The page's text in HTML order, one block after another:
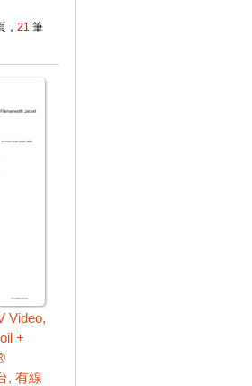
， 21 筆
Video,
+
, 有線